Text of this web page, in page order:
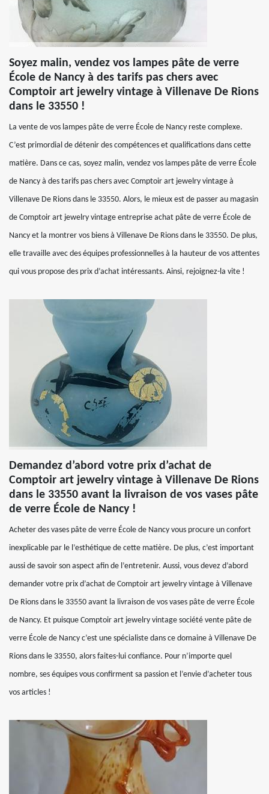
Soyez malin, vendez vos lampes pâte de verre
École de Nancy à des tarifs pas chers avec
Comptoir art jewelry vintage à Villenave De Rions
dans le 33550 !
La vente de vos lampes pâte de verre École de Nancy reste complexe.
C’est primordial de détenir des compétences et qualifications dans cette
matière. Dans ce cas, soyez malin, vendez vos lampes pâte de verre École
de Nancy à des tarifs pas chers avec Comptoir art jewelry vintage à
Villenave De Rions dans le 33550. Alors, le mieux est de passer au magasin
de Comptoir art jewelry vintage entreprise achat pâte de verre École de
Nancy et la montrer vos biens à Villenave De Rions dans le 33550. De plus,
elle travaille avec des équipes professionnelles à la hauteur de vos attentes
qui vous propose des prix d’achat intéressants. Ainsi, rejoignez-la vite !
Demandez d’abord votre prix d’achat de
Comptoir art jewelry vintage à Villenave De Rions
dans le 33550 avant la livraison de vos vases pâte
de verre École de Nancy !
Acheter des vases pâte de verre École de Nancy vous procure un confort
inexplicable par le l’esthétique de cette matière. De plus, c’est important
aussi de savoir son aspect afin de l’entretenir. Aussi, vous devez d’abord
demander votre prix d’achat de Comptoir art jewelry vintage à Villenave
De Rions dans le 33550 avant la livraison de vos vases pâte de verre École
de Nancy. Et puisque Comptoir art jewelry vintage société vente pâte de
verre École de Nancy c’est une spécialiste dans ce domaine à Villenave De
Rions dans le 33550, alors faites-lui confiance. Pour n’importe quel
nombre, ses équipes vous confirment sa passion et l’envie d’acheter tous
vos articles !